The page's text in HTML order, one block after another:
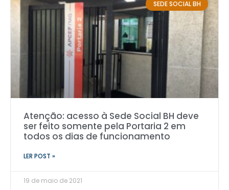
SEDE SOCIAL BH
Atenção: acesso à Sede Social BH deve
ser feito somente pela Portaria 2 em
todos os dias de funcionamento
LER POST »
19 de maio de 2021